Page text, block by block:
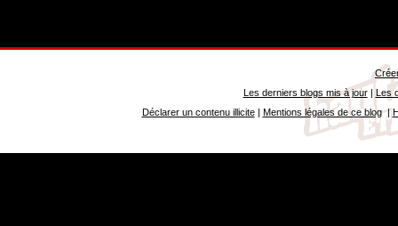
Les derniers blogs mis à jour| Les
Déclarer un contenu illicite| Mentions légales de ce blog|